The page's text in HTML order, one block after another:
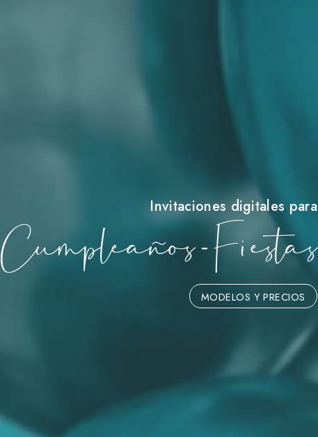
Invitaciones digitales para
Cumpleaños - Fiestas
MODELOS Y PRECIOS